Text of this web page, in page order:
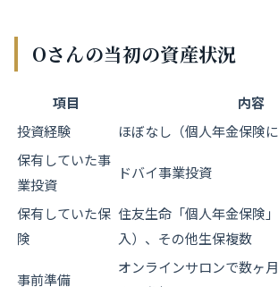
Oさんの当初の資産状況
項目
内容
投資経験
ほぼなし（個人年金保険
保有していた事
業投資
ドバイ事業投資
保有していた保
険
住友生命「個人年金保険
入）、その他生保複数
事前準備
オンラインサロンで数ヶ